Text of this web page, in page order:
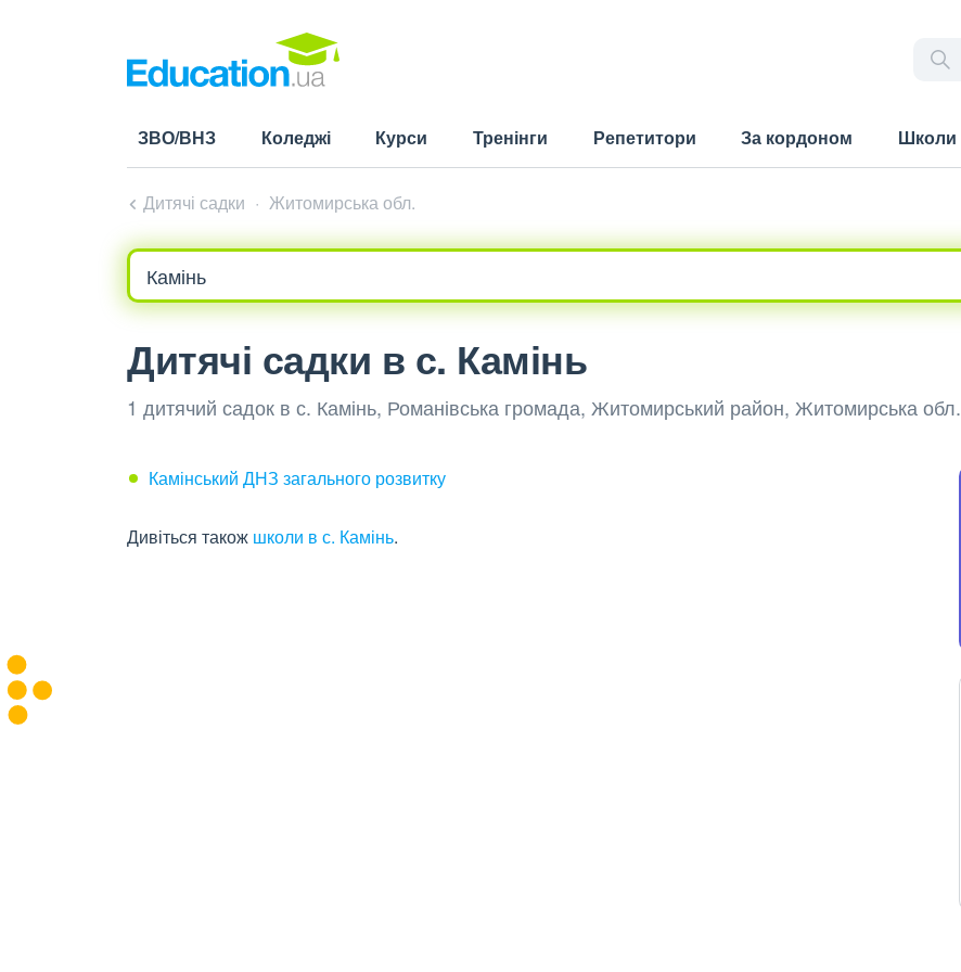
ЗВО/ВНЗ Коледжі Курси Тренінги Репетитори За кордоном Школи
Дитячі садки Житомирська обл.
Дитячі садки в с. Камінь
1 дитячий садок в с. Камінь, Романівська громада, Житомирський район, Житомирська обл.
Камінський ДНЗ загального розвитку
Дивіться також школи в с. Камінь.